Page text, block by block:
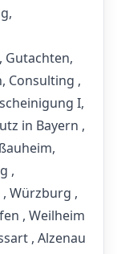
Gutachten,
Consulting ,
I,
in Bayern ,
,
Würzburg ,
, Weilheim
, Alzenau